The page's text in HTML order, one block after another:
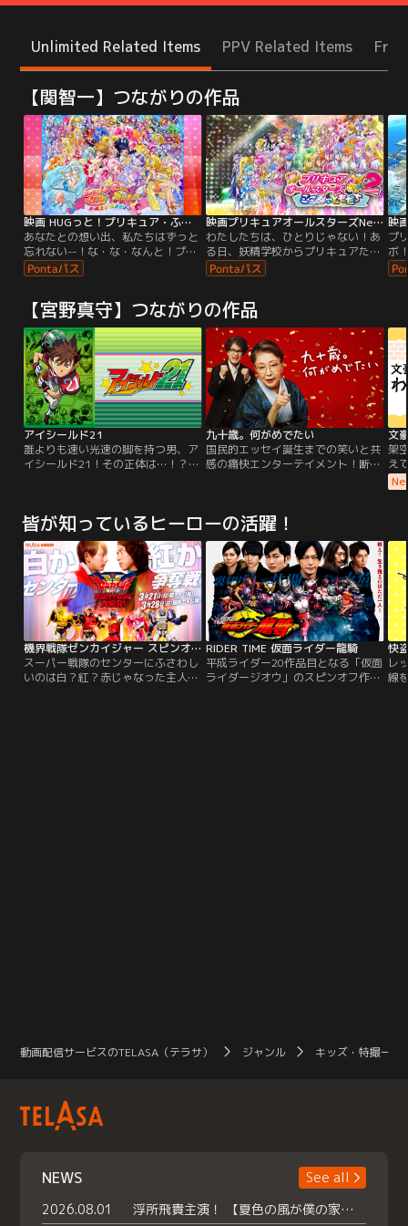
Unlimited Related Items PPV Related Items
【関智一】つながりの作品
映画 HUGっと！プリキュア・ふたりはプリキュア オールスターズメモリーズ
あなたとの想い出、私たちはずっと
忘れない--！な・な・なんと！プリ
キュアオールスターズがちっちゃく
なゃった！それは「プリキュアの想
い出をうばわれると、これまでのこ
とをぜ～んぶ忘れちゃうみたい！？
しかも残ったプリキュアは「HUGっ
と！プリキュア」と「ふたりはプリ
キュア」だけで……大ピンチ！！
映画プリキュアオールスターズNewStage2 こころのともだち
わたしたちは、ひとりじゃない！あ
る日、妖精学校からプリキュアたち
のところに「プリキュアパーティ
ー」の招待状が届いたの！みんな大
ど、そこにいたのはあやしい影。そ
の影にプリキュアの変身アイテムを
盗まれちゃった！どうしよー！プリ
キュアに変身できないなんて大大ピ
ンチ！このままだと学校も妖精たち
も全部影にのみこまれちゃう！
プ
ボ
を
た
よ
み
に
ゃ
【宮野真守】つながりの作品
アイシールド21
誰よりも速い光速の脚を持つ男、ア
イシールド21！その正体は…！？小
すらパシリ人生を送ってきた。高校
入学を機に、そんな自分を変えよう
と、アメフト部に入部を決意、新生
活に期待を寄せるセナ…。
九十歳。何がめでたい
国民的エッセイ誕生までの笑いと共
感の痛快エンターテイメント！断筆
していた。同じ家の2階に暮らす
娘・響子（真矢ミキ）や孫・桃子
（藤間爽子）には、愛子の孤独な気
持ちは伝わらない。同じ頃、大手出
版社に勤める中年編集者・吉川真也
（唐沢寿明）は…。
文
架
え
の“
そ
へ
襲
猟
滅
の
な
繰
「
キ
れ
皆が知っているヒーローの活躍！
機界戦隊ゼンカイジャー スピンオフ ゼンカイレッド大紹介！
スーパー戦隊のセンターにふさわし
いのは白？紅？赤じゃなった主人公
RIDER TIME 仮面ライダー龍騎
平成ライダー20作品目となる「仮面
ライダージオウ」のスピンオフ作品
レ
線
動画配信サービスのTELASA（テラサ） ジャンル キッズ・特撮一覧
NEWS
See all
2026.08.01
浮所飛貴主演！ 【夏色の風が僕の家にやってきた】 本日よりテラサで独占配信スタート！